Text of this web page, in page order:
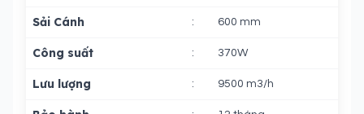
Sải Cánh : 600 mm
Công suất : 370W
Lưu lượng : 9500 m3/h